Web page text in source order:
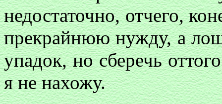
недостаточно, отчего,
прекрайнюю нужду, а
упадок, но сберечь
я не нахожу.